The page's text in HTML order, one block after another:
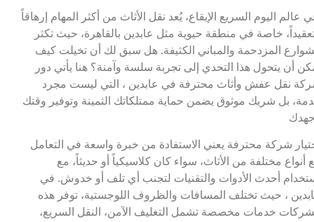
عالم اليوم السريع الإيقاع، يُعد نقل الأثاث من أكثر المهام إرهاقاً
خاصة في منطقة حيوية مثل عابدين بالقاهرة، حيث تكثر
المزدحمة والمباني الكثيفة. هل سبق لك أن تخيلت كيف
أن يتحول هذا التحدي إلى تجربة سلسة وآمنة؟ هنا يأتي دور
نقل عفش وأثاث محترفة في عابدين ، التي ليست مجرد
بل شريك موثوق يضمن حماية ممتلكاتك الثمينة وتوفير وقتك
شركة محترفة يعني الاستفادة من خبرة واسعة في التعامل
أنواع مختلفة من الأثاث، سواء كان كلاسيكياً أو حديثاً، مع
أحدث الأدوات والتقنيات لتجنب أي تلف أو خدوش. في
، حيث تختلف المسافات والظروف اللوجستية، توفر هذه
خدمات مخصصة تشمل التغليف الآمن، النقل السريع،